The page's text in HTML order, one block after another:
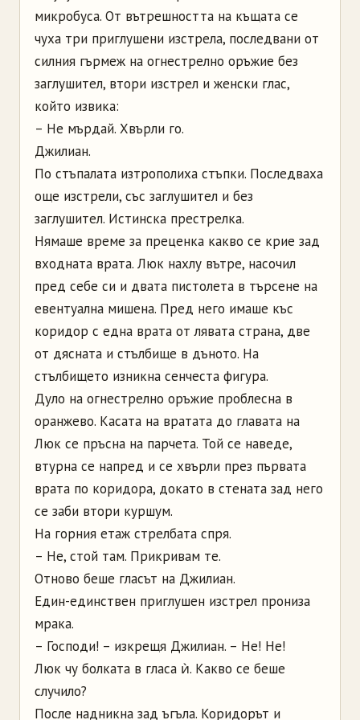
микробуса. От вътрешността на къщата се
чуха три приглушени изстрела, последвани от
силния гърмеж на огнестрелно оръжие без
заглушител, втори изстрел и женски глас,
който извика:
– Не мърдай. Хвърли го.
Джилиан.
По стъпалата изтрополиха стъпки. Последваха
още изстрели, със заглушител и без
заглушител. Истинска престрелка.
Нямаше време за преценка какво се крие зад
входната врата. Люк нахлу вътре, насочил
пред себе си и двата пистолета в търсене на
евентуална мишена. Пред него имаше къс
коридор с една врата от лявата страна, две
от дясната и стълбище в дъното. На
стълбището изникна сенчеста фигура.
Дуло на огнестрелно оръжие проблесна в
оранжево. Касата на вратата до главата на
Люк се пръсна на парчета. Той се наведе,
втурна се напред и се хвърли през първата
врата по коридора, докато в стената зад него
се заби втори куршум.
На горния етаж стрелбата спря.
– Не, стой там. Прикривам те.
Отново беше гласът на Джилиан.
Един-единствен приглушен изстрел прониза
мрака.
– Господи! – изкрещя Джилиан. – Не! Не!
Люк чу болката в гласа ѝ. Какво се беше
случило?
После надникна зад ъгъла. Коридорът и